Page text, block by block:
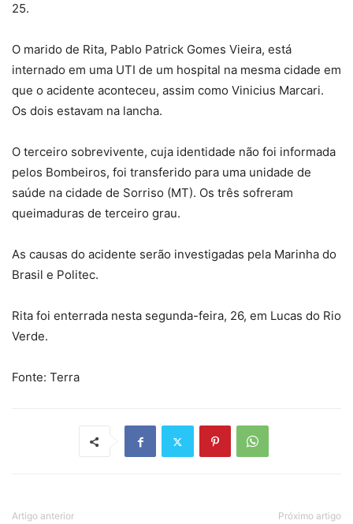
25.
O marido de Rita, Pablo Patrick Gomes Vieira, está
internado em uma UTI de um hospital na mesma cidade em
que o acidente aconteceu, assim como Vinicius Marcari.
Os dois estavam na lancha.
O terceiro sobrevivente, cuja identidade não foi informada
pelos Bombeiros, foi transferido para uma unidade de
saúde na cidade de Sorriso (MT). Os três sofreram
queimaduras de terceiro grau.
As causas do acidente serão investigadas pela Marinha do
Brasil e Politec.
Rita foi enterrada nesta segunda-feira, 26, em Lucas do Rio
Verde.
Fonte: Terra
Artigo anterior Próximo artigo